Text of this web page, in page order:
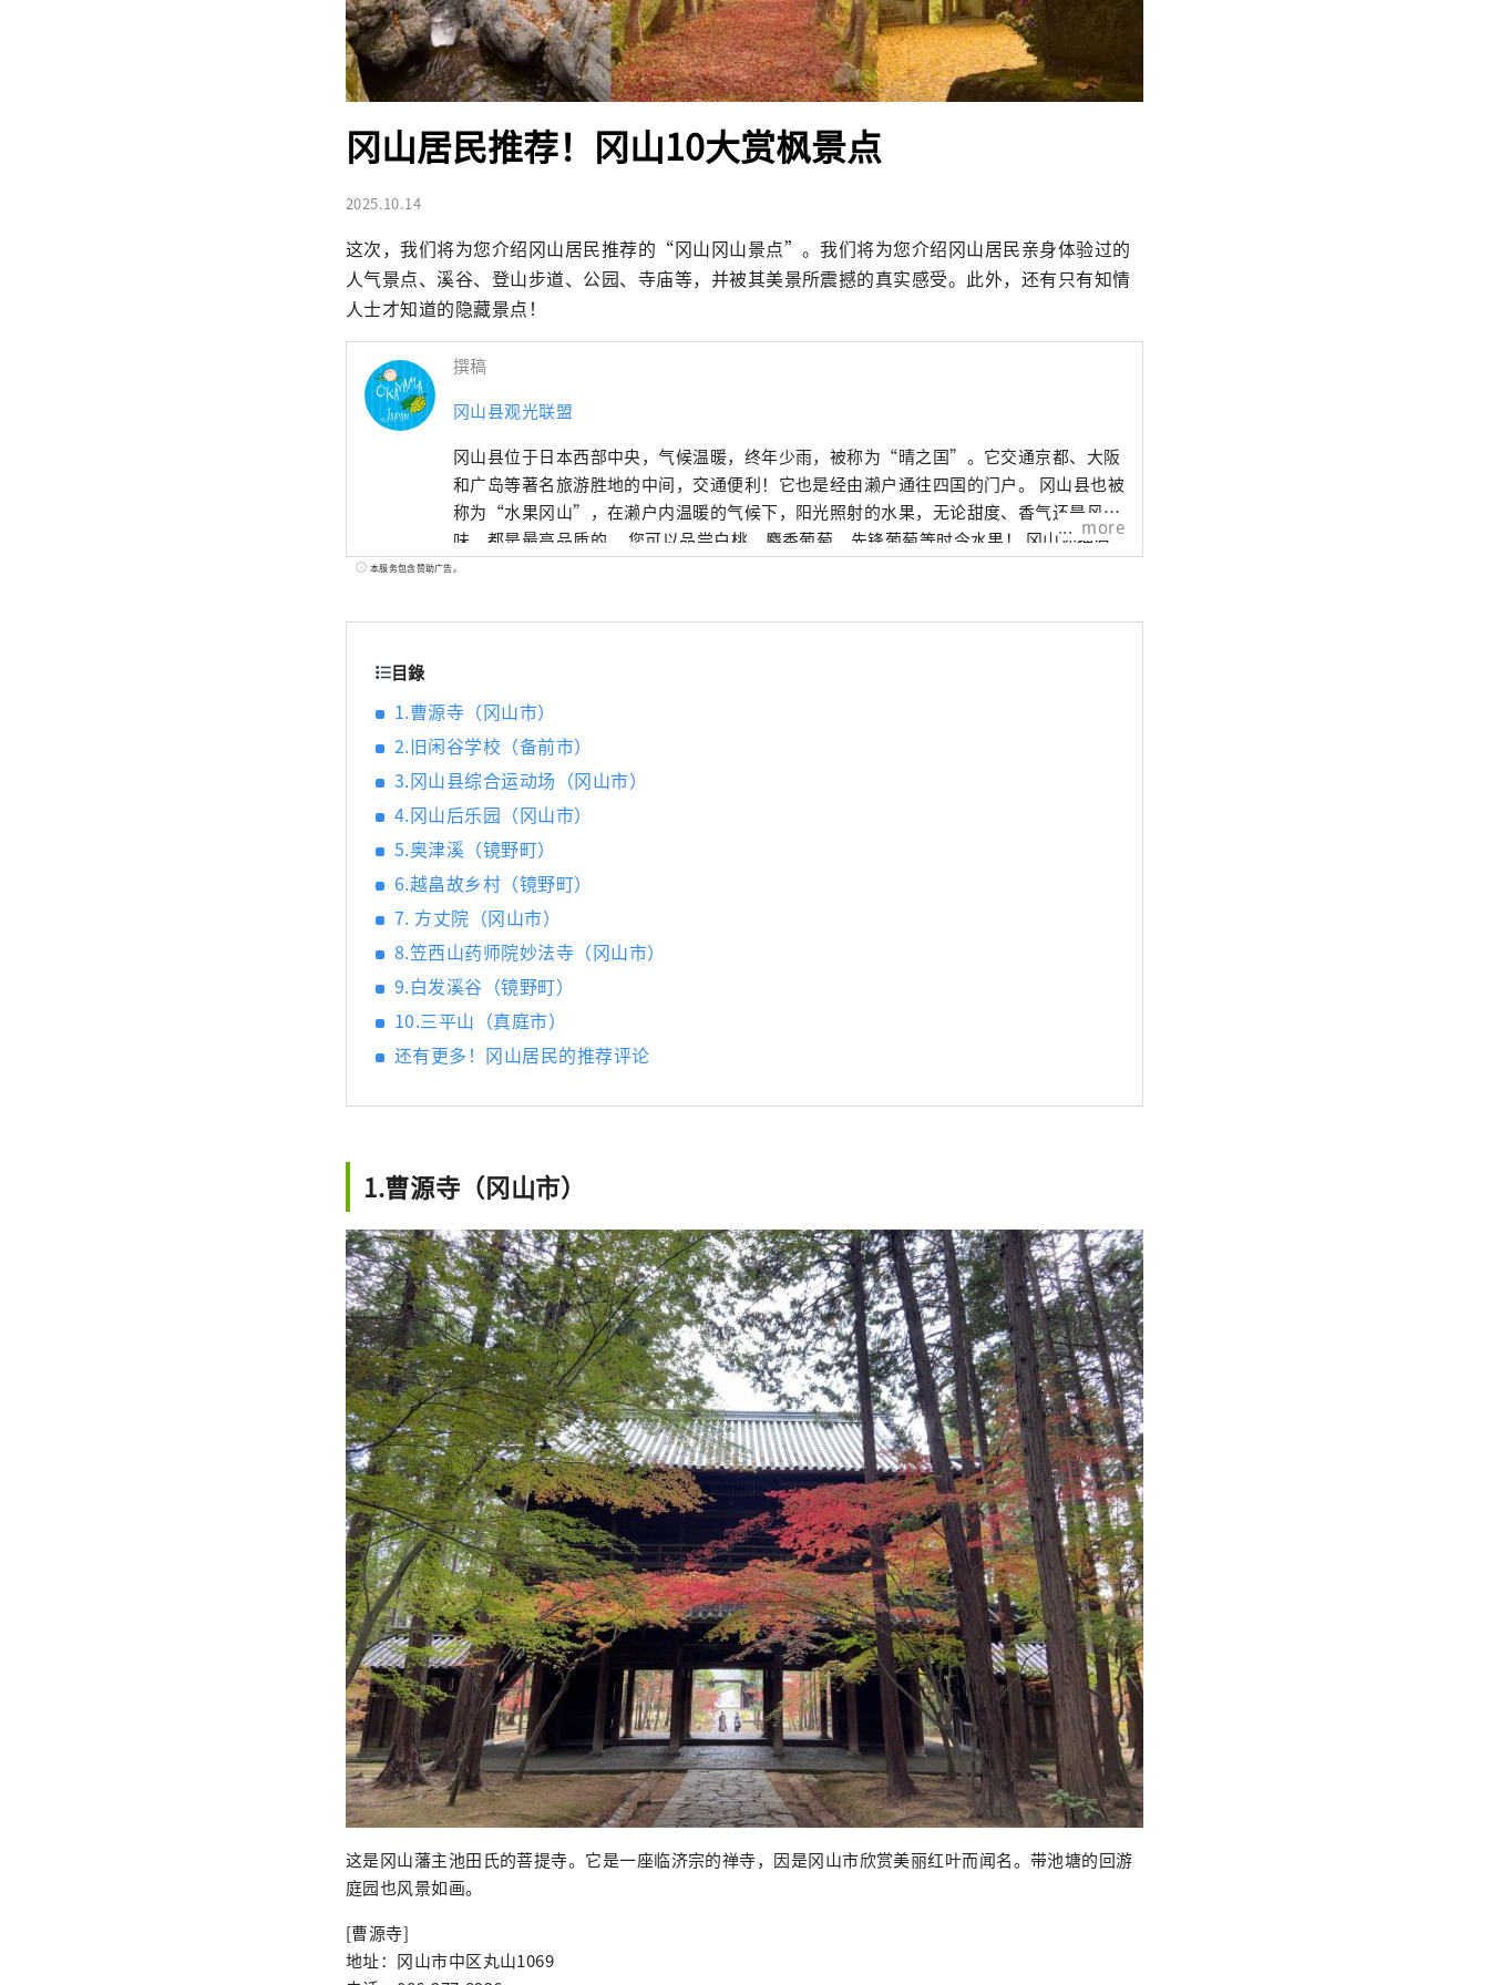
冈山居民推荐！冈山10大赏枫景点
2025.10.14
这次，我们将为您介绍冈山居民推荐的“冈山冈山景点”。我们将为您介绍冈山居民亲身体验过的
人气景点、溪谷、登山步道、公园、寺庙等，并被其美景所震撼的真实感受。此外，还有只有知情
人士才知道的隐藏景点！
撰稿
冈山县观光联盟
冈山县位于日本西部中央，气候温暖，终年少雨，被称为“晴之国”。它交通京都、大阪
和广岛等著名旅游胜地的中间，交通便利！它也是经由濑户通往四国的门户。 冈山县也被
称为“水果冈山”，在濑户内温暖的气候下，阳光照射的水果，无论甜度、香气还是风
味，都是最高品质的。 您可以品尝白桃、麝香葡萄、先锋葡萄等时令水果！ 冈山还拥有
世界级的旅游景点，包括冈山城、日本三大名园之一的冈山后乐园以及拥有历史、文化和
more
本服务包含赞助广告。
目錄
1.曹源寺（冈山市）
2.旧闲谷学校（备前市）
3.冈山县综合运动场（冈山市）
4.冈山后乐园（冈山市）
5.奥津溪（镜野町）
6.越畠故乡村（镜野町）
7. 方丈院（冈山市）
8.笠西山药师院妙法寺（冈山市）
9.白发溪谷（镜野町）
10.三平山（真庭市）
还有更多！冈山居民的推荐评论
1.曹源寺（冈山市）
这是冈山藩主池田氏的菩提寺。它是一座临济宗的禅寺，因是冈山市欣赏美丽红叶而闻名。带池塘的回游
庭园也风景如画。
[曹源寺]
地址：冈山市中区丸山1069